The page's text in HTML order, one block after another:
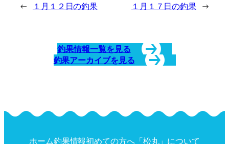
← １月１２日の釣果 １月１７日の釣果 →
釣果情報一覧を見る
釣果アーカイブを見る
ホーム釣果情報初めての方へ「松丸」について